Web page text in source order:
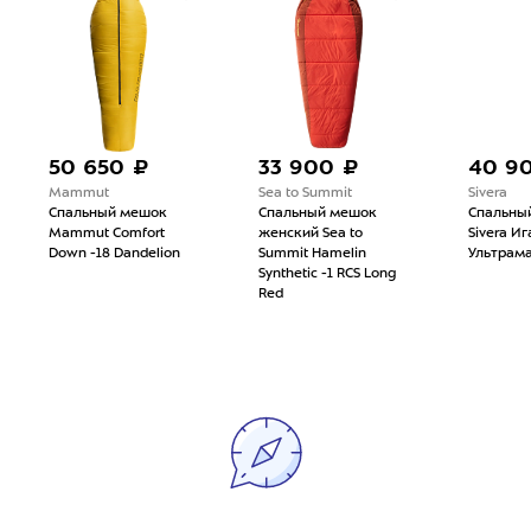
50 650 ₽
Mammut
Спальный мешок
Mammut Comfort
Down -18 Dandelion
33 900 ₽
Sea to Summit
Спальный мешок
женский Sea to
Summit Hamelin
Synthetic -1 RCS Long
Red
40
Sivera
Sivera